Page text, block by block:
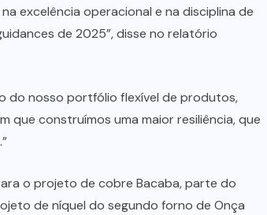
excelência operacional e na disciplina de
de 2025”, disse no relatório
do nosso portfólio flexível de produtos,
construímos uma maior resiliência, que
o projeto de cobre Bacaba, parte do
de níquel do segundo forno de Onça